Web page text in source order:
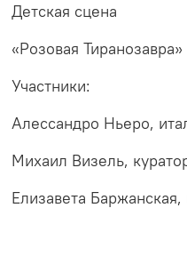
Детская сцена
«Розовая
Участники:
Алессандро Ньеро,
Михаил Визель,
Елизавета